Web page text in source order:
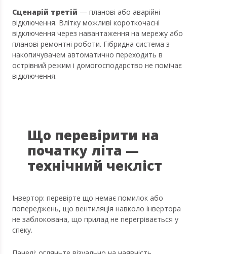
Сценарій третій — планові або аварійні
відключення. Влітку можливі короткочасні
відключення через навантаження на мережу або
планові ремонтні роботи. Гібридна система з
накопичувачем автоматично переходить в
острівний режим і домогосподарство не помічає
відключення.
Що перевірити на
початку літа —
технічний чекліст
Інвертор: перевірте що немає помилок або
попереджень, що вентиляція навколо інвертора
не заблокована, що прилад не перегрівається у
спеку.